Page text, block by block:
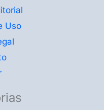
Uso